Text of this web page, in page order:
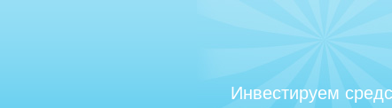
Инвестируем